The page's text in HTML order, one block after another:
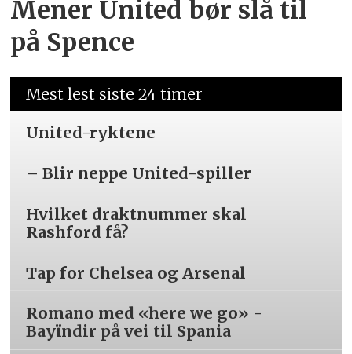
Mener United bør slå til
på Spence
Mest lest siste 24 timer
United-ryktene
– Blir neppe United-spiller
Hvilket draktnummer skal
Rashford få?
Tap for Chelsea og Arsenal
Romano med «here we go» -
Bayïndir på vei til Spania